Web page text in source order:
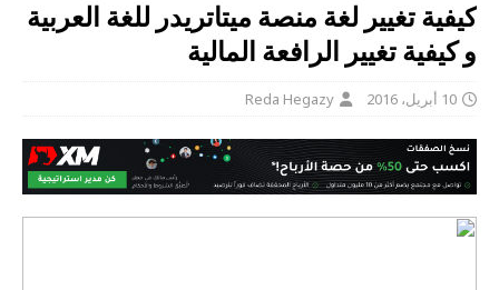
كيفية تغيير لغة منصة ميتاتريدر للغة العربية
و كيفية تغيير الرافعة المالية
10 أبريل، 2016 Reda Hegazy